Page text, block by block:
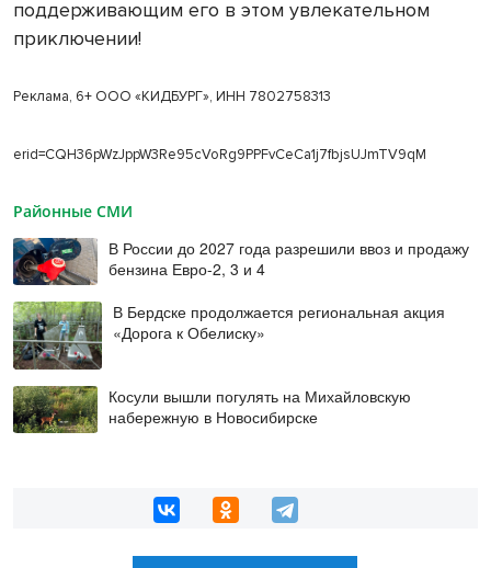
поддерживающим его в этом увлекательном
приключении!
Реклама, 6+ ООО «КИДБУРГ», ИНН 7802758313
erid=CQH36pWzJppW3Re95cVoRg9PPFvCeCa1j7fbjsUJmTV9qM
Районные СМИ
В России до 2027 года разрешили ввоз и продажу
бензина Евро-2, 3 и 4
В Бердске продолжается региональная акция
«Дорога к Обелиску»
Косули вышли погулять на Михайловскую
набережную в Новосибирске